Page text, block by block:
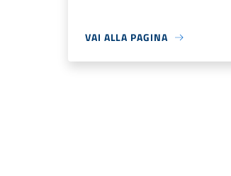
VAI ALLA PAGINA